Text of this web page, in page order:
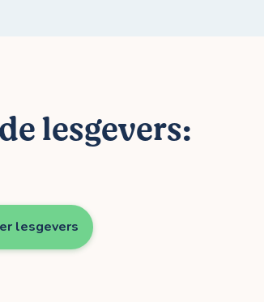
lesgevers:
lesgevers